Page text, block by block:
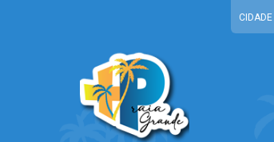
CIDADE